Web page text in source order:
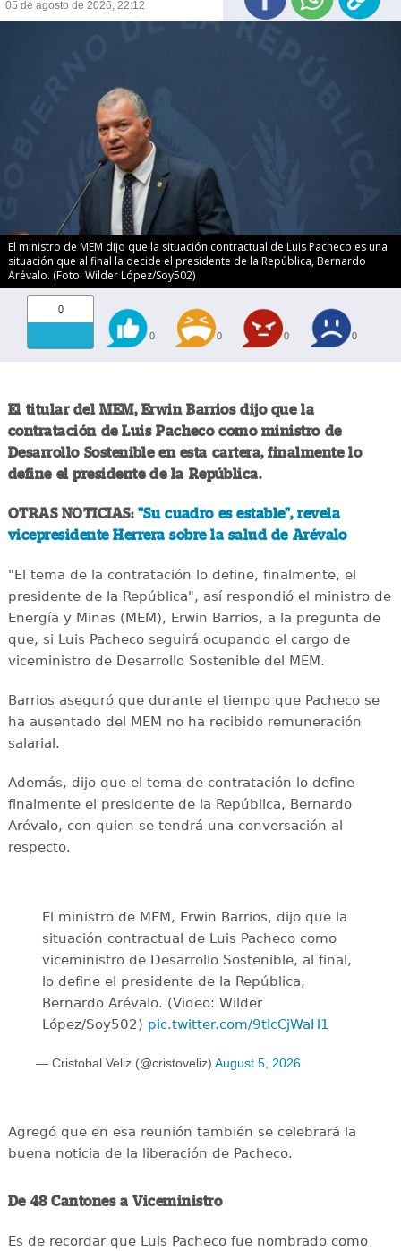
05 de agosto de 2026, 22:12
El ministro de MEM dijo que la situación contractual de Luis Pacheco es una
situación que al final la decide el presidente de la República, Bernardo
Arévalo. (Foto: Wilder López/Soy502)
0
0 0 0 0
El titular del MEM, Erwin Barrios dijo que la
contratación de Luis Pacheco como ministro de
Desarrollo Sostenible en esta cartera, finalmente lo
define el presidente de la República.
OTRAS NOTICIAS: "Su cuadro es estable", revela
vicepresidente Herrera sobre la salud de Arévalo
"El tema de la contratación lo define, finalmente, el
presidente de la República", así respondió el ministro de
Energía y Minas (MEM), Erwin Barrios, a la pregunta de
que, si Luis Pacheco seguirá ocupando el cargo de
viceministro de Desarrollo Sostenible del MEM.
Barrios aseguró que durante el tiempo que Pacheco se
ha ausentado del MEM no ha recibido remuneración
salarial.
Además, dijo que el tema de contratación lo define
finalmente el presidente de la República, Bernardo
Arévalo, con quien se tendrá una conversación al
respecto.
El ministro de MEM, Erwin Barrios, dijo que la
situación contractual de Luis Pacheco como
viceministro de Desarrollo Sostenible, al final,
lo define el presidente de la República,
Bernardo Arévalo. (Video: Wilder
López/Soy502) pic.twitter.com/9tlcCjWaH1
— Cristobal Veliz (@cristoveliz) August 5, 2026
Agregó que en esa reunión también se celebrará la
buena noticia de la liberación de Pacheco.
De 48 Cantones a Viceministro
Es de recordar que Luis Pacheco fue nombrado como